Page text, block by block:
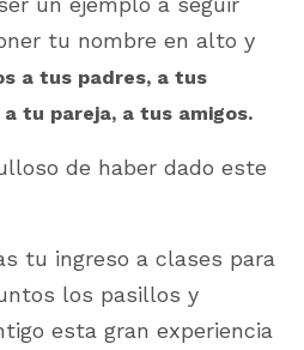
tu nombre en alto y
a tus padres, a tus
tu pareja, a tus amigos.
de haber dado este
tu ingreso a clases para
los pasillos y
esta gran experiencia